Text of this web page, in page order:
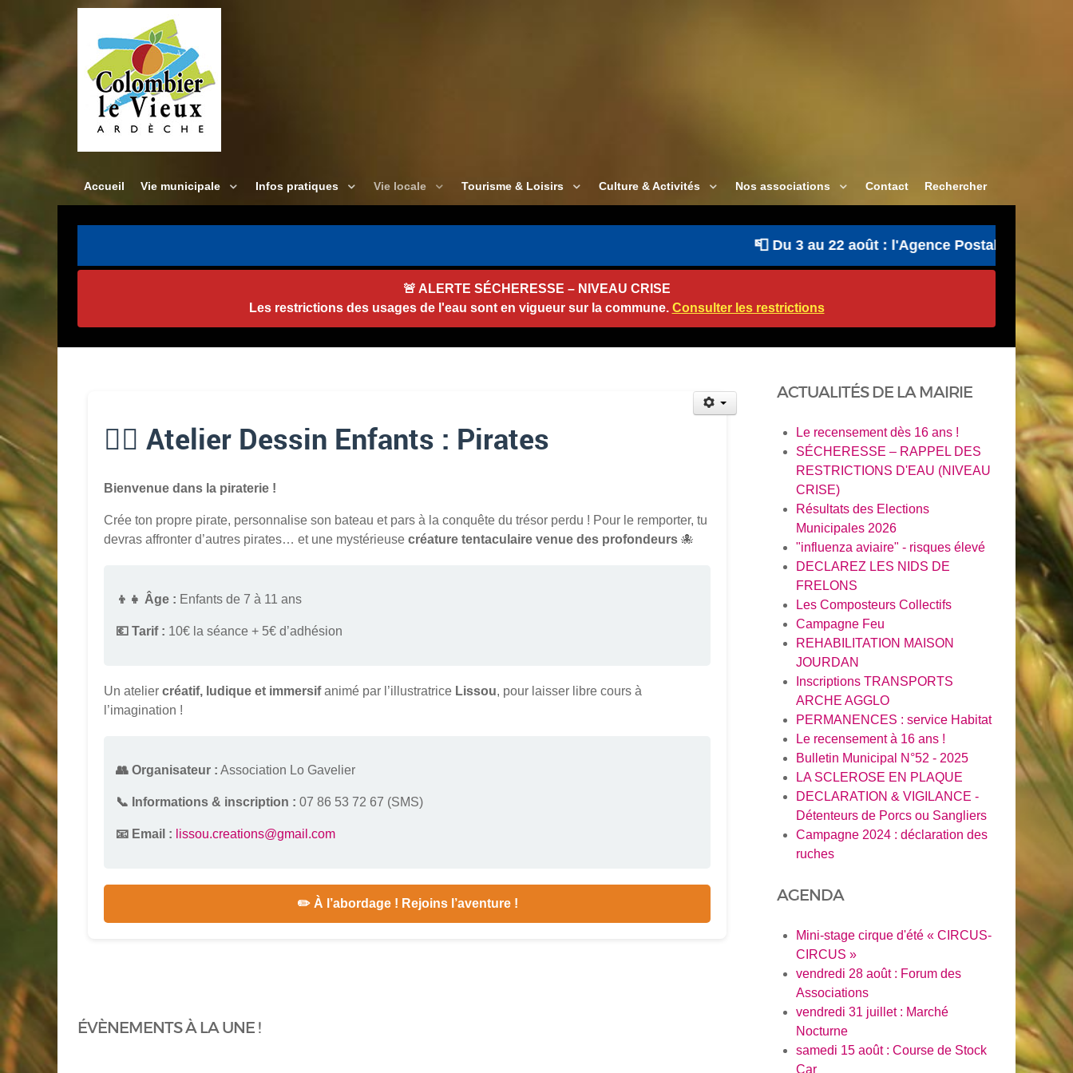
Accueil Vie municipale Infos pratiques Vie locale Tourisme & Loisirs Culture & Activités Nos associations Contact Rechercher
📮 Du 3 au 22 août : l'Agence Postale
🚨 ALERTE SÉCHERESSE – NIVEAU CRISE
Les restrictions des usages de l'eau sont en vigueur sur la commune. Consulter les restrictions
🏴‍☠️ Atelier Dessin Enfants : Pirates
Bienvenue dans la piraterie !
Crée ton propre pirate, personnalise son bateau et pars à la conquête du trésor perdu ! Pour le remporter, tu
devras affronter d’autres pirates… et une mystérieuse créature tentaculaire venue des profondeurs 🐙
👦👧 Âge : Enfants de 7 à 11 ans
💶 Tarif : 10€ la séance + 5€ d’adhésion
Un atelier créatif, ludique et immersifanimé par l’illustratrice Lissou, pour laisser libre cours à
l’imagination !
👥 Organisateur : Association Lo Gavelier
📞 Informations & inscription : 07 86 53 72 67 (SMS)
📧 Email : lissou.creations@gmail.com
✏️ À l’abordage ! Rejoins l’aventure !
ÉVÈNEMENTS À LA UNE !
ACTUALITÉS DE LA MAIRIE
Le recensement dès 16 ans !
SÉCHERESSE – RAPPEL DES
RESTRICTIONS D'EAU (NIVEAU
CRISE)
Résultats des Elections
Municipales 2026
"influenza aviaire" - risques élevé
DECLAREZ LES NIDS DE
FRELONS
Les Composteurs Collectifs
Campagne Feu
REHABILITATION MAISON
JOURDAN
Inscriptions TRANSPORTS
ARCHE AGGLO
PERMANENCES : service Habitat
Le recensement à 16 ans !
Bulletin Municipal N°52 - 2025
LA SCLEROSE EN PLAQUE
DECLARATION & VIGILANCE -
Détenteurs de Porcs ou Sangliers
Campagne 2024 : déclaration des
ruches
AGENDA
Mini-stage cirque d'été « CIRCUS-
CIRCUS »
vendredi 28 août : Forum des
Associations
vendredi 31 juillet : Marché
Nocturne
samedi 15 août : Course de Stock
Car